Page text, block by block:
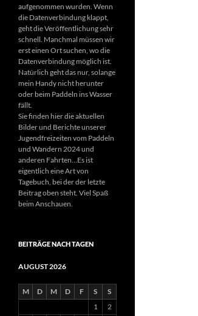
aufgenommen wurden. Wenn
die Datenverbindung klappt,
geht die Veröffentlichung sehr
schnell. Manchmal müssen wir
erst einen Ort suchen, wo die
Datenverbindung möglich ist.
Natürlich geht das nur, solange
mein Handy nicht herunter
oder beim Paddeln ins Wasser
fällt.
Sie finden hier die aktuellen
Bilder und Berichte unserer
Jugendfreizeiten vom Paddeln
und Wandern 2024 und
anderen Fahrten…Es ist
eigentlich eine Art von
Tagebuch, bei der der letzte
Beitrag oben steht. Viel Spaß
beim Anschauen.
BEITRÄGE NACH TAGEN
AUGUST 2026
M D M D F S
S
1
2